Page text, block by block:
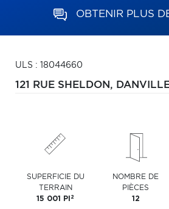
OBTENIR PLUS
ULS : 18044660
121 RUE SHELDON,
SUPERFICIE DU
TERRAIN
15 001 PI 2
NOMBRE DE
PIÈCES
12